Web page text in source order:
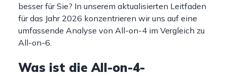
besser für Sie? In unserem aktualisierten Leitfaden
für das Jahr 2026 konzentrieren wir uns auf eine
umfassende Analyse von All-on-4 im Vergleich zu
All-on-6.
Was ist die All-on-4-